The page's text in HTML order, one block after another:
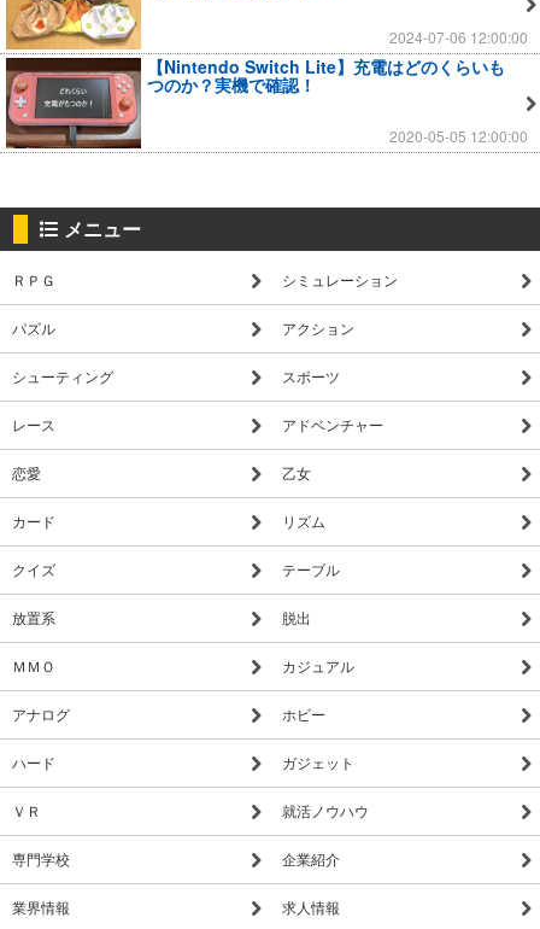
2024-07-06 12:00:00
【Nintendo Switch Lite】充電はどのくらいも
つのか？実機で確認！
2020-05-05 12:00:00
メニュー
ＲＰＧ シミュレーション
パズル アクション
シューティング スポーツ
レース アドベンチャー
恋愛 乙女
カード リズム
クイズ テーブル
放置系 脱出
ＭＭＯ カジュアル
アナログ ホビー
ハード ガジェット
ＶＲ 就活ノウハウ
専門学校 企業紹介
業界情報 求人情報